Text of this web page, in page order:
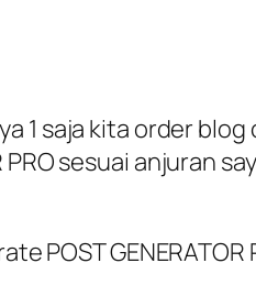
1 saja kita order
sesuai anjuran
POST GENERATOR